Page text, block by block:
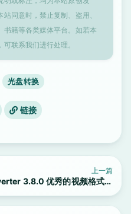
同意时，禁止复制、盗用、
书籍等各类媒体平台。如若本
联系我们进行处理。
光盘转换
链接
上一篇
3.8.0 优秀的视频格式转